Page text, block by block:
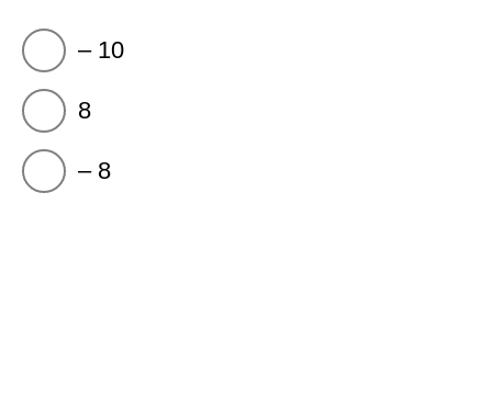
​​​​​​​– 10
8
​​​​​– 8